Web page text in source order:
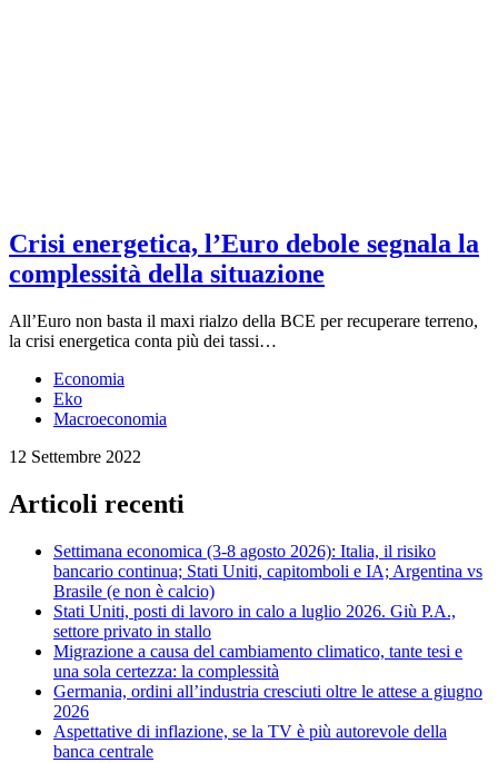
Crisi energetica, l’Euro debole segnala la
complessità della situazione
All’Euro non basta il maxi rialzo della BCE per recuperare terreno,
la crisi energetica conta più dei tassi…
Economia
Eko
Macroeconomia
12 Settembre 2022
Articoli recenti
Settimana economica (3-8 agosto 2026): Italia, il risiko
bancario continua; Stati Uniti, capitomboli e IA; Argentina vs
Brasile (e non è calcio)
Stati Uniti, posti di lavoro in calo a luglio 2026. Giù P.A.,
settore privato in stallo
Migrazione a causa del cambiamento climatico, tante tesi e
una sola certezza: la complessità
Germania, ordini all’industria cresciuti oltre le attese a giugno
2026
Aspettative di inflazione, se la TV è più autorevole della
banca centrale